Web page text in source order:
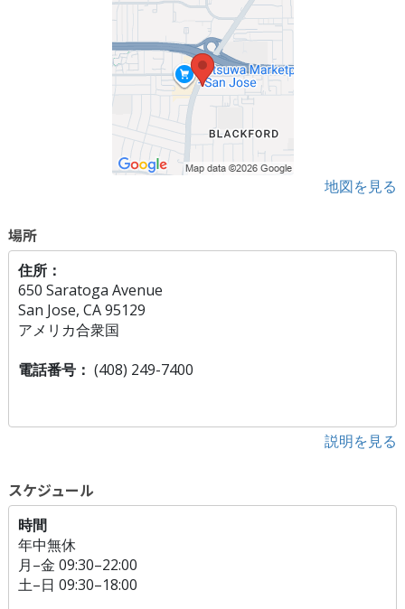
地図を見る
場所
住所：
650 Saratoga Avenue
San Jose, CA 95129
アメリカ合衆国
電話番号： (408) 249-7400
説明を見る
スケジュール
時間
年中無休
月–金 09:30–22:00
土–日 09:30–18:00